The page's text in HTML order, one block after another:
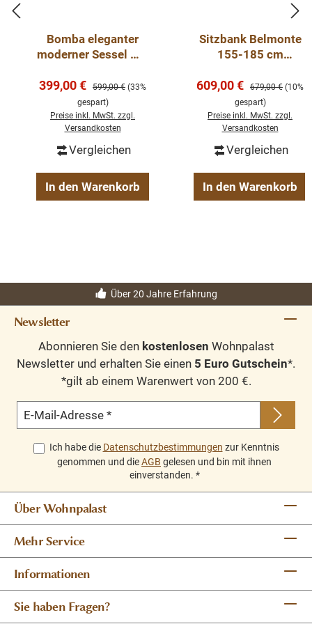
Bomba eleganter
moderner Sessel mit
verschiedenen
Farben
Verkaufspreis:
399,00 € Regulärer Preis:
599,00 € (33%
gespart)
Preise inkl. MwSt. zzgl.
Versandkosten
Vergleichen
In den Warenkorb
Sitzbank Belmonte
155-185 cm
Verkaufspreis:
609,00 € Regulärer Preis:
679,00 € (10%
gespart)
Preise inkl. MwSt. zzgl.
Versandkosten
Vergleichen
In den Warenkorb
Über 20 Jahre Erfahrung
Newsletter
Abonnieren Sie den kostenlosen Wohnpalast
Newsletter und erhalten Sie einen 5 Euro Gutschein*.
*gilt ab einem Warenwert von 200 €.
E-Mail-Adresse *
Ich habe die Datenschutzbestimmungen zur Kenntnis
genommen und dieAGB gelesen und bin mit ihnen
einverstanden. *
Über Wohnpalast
Mehr Service
Informationen
Sie haben Fragen?